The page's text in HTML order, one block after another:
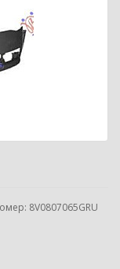
8V0807065GRU